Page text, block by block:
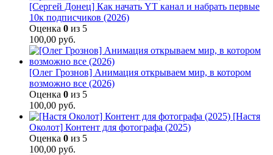
[Сергей Донец] Как начать YT канал и набрать первые
10к подписчиков (2026)
Оценка 0 из 5
100,00 руб.
[Олег Грознов] Анимация открываем мир, в котором
возможно все (2026)
Оценка 0 из 5
100,00 руб.
[Настя
Околот] Контент для фотографа (2025)
Оценка 0 из 5
100,00 руб.